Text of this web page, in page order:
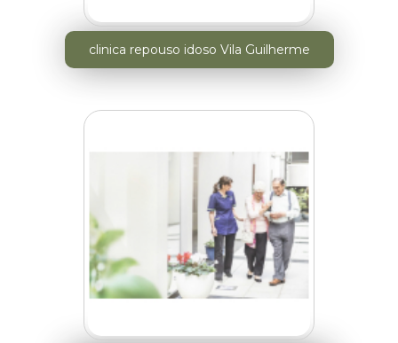
clinica repouso idoso Vila Guilherme